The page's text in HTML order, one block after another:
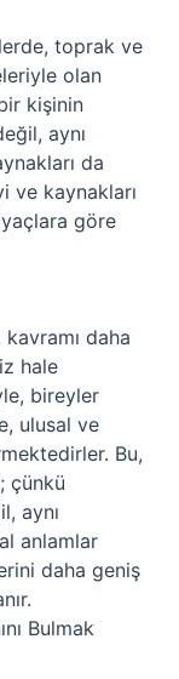
toprak ve
olan
kişinin
aynı
da
ve kaynakları
göre
daha
hale
bireyler
ulusal ve
Bu,
çünkü
aynı
anlamlar
daha geniş
Bulmak